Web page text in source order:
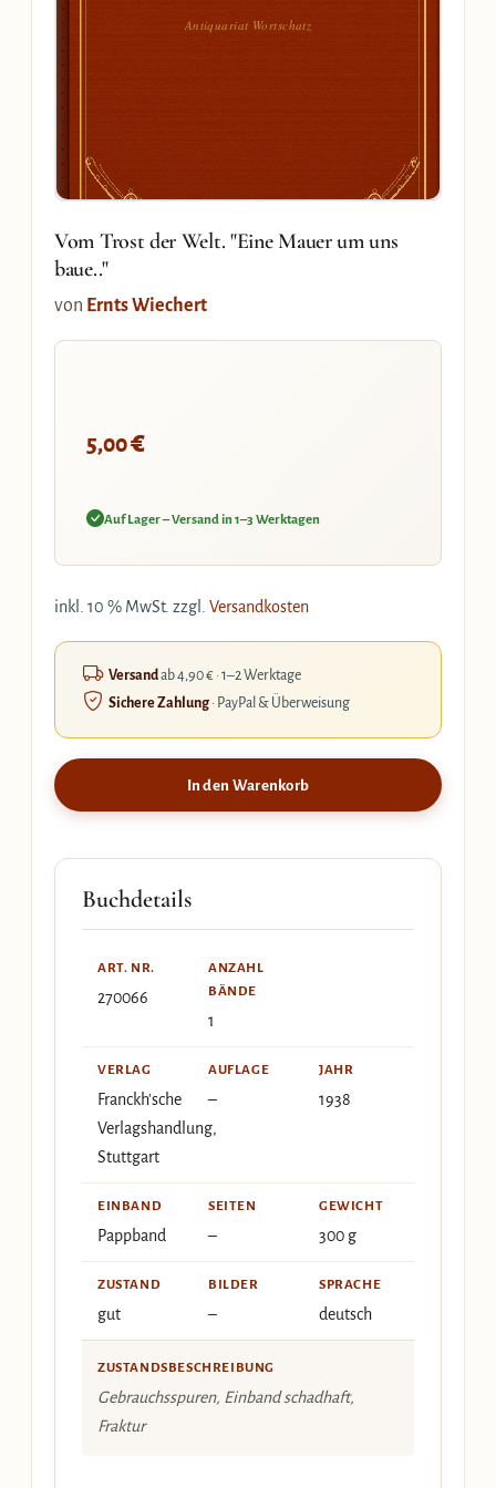
Antiquariat Wortschatz
Vom Trost der Welt. "Eine Mauer um uns
baue.."
von Ernts Wiechert
5,00€
Auf Lager – Versand in 1–3 Werktagen
inkl. 10 % MwSt. zzgl. Versandkosten
Versandab 4,90 € · 1–2 Werktage
Sichere Zahlung· PayPal & Überweisung
In den Warenkorb
Buchdetails
ART. NR.
270066
ANZAHL
BÄNDE
1
VERLAG
Franckh'sche
Verlagshandlung,
Stuttgart
AUFLAGE
–
JAHR
1938
EINBAND
Pappband
SEITEN
–
GEWICHT
300 g
ZUSTAND
gut
BILDER
–
SPRACHE
deutsch
ZUSTANDSBESCHREIBUNG
Gebrauchsspuren, Einband schadhaft,
Fraktur